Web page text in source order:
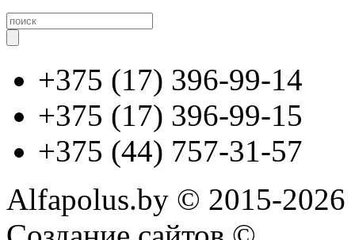
+375 (17) 396-99-14
+375 (17) 396-99-15
+375 (44) 757-31-57
Alfapolus.by © 2015-2026